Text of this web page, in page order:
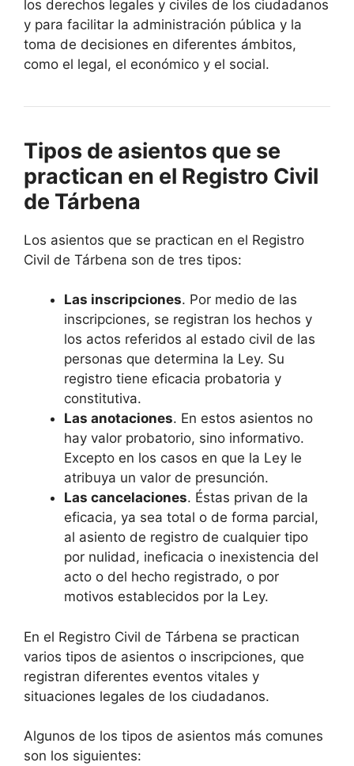
los derechos legales y civiles de los ciudadanos
y para facilitar la administración pública y la
toma de decisiones en diferentes ámbitos,
como el legal, el económico y el social.
Tipos de asientos que se
practican en el Registro Civil
de Tárbena
Los asientos que se practican en el Registro
Civil de Tárbena son de tres tipos:
Las inscripciones. Por medio de las
inscripciones, se registran los hechos y
los actos referidos al estado civil de las
personas que determina la Ley. Su
registro tiene eficacia probatoria y
constitutiva.
Las anotaciones. En estos asientos no
hay valor probatorio, sino informativo.
Excepto en los casos en que la Ley le
atribuya un valor de presunción.
Las cancelaciones. Éstas privan de la
eficacia, ya sea total o de forma parcial,
al asiento de registro de cualquier tipo
por nulidad, ineficacia o inexistencia del
acto o del hecho registrado, o por
motivos establecidos por la Ley.
En el Registro Civil de Tárbena se practican
varios tipos de asientos o inscripciones, que
registran diferentes eventos vitales y
situaciones legales de los ciudadanos.
Algunos de los tipos de asientos más comunes
son los siguientes: